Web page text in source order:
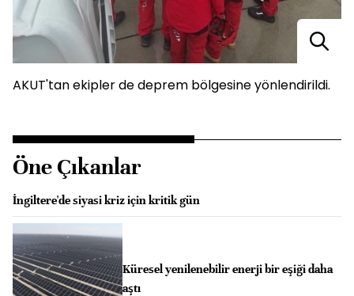
AKUT'tan ekipler de deprem bölgesine yönlendirildi.
Öne Çıkanlar
İngiltere'de siyasi kriz için kritik gün
Küresel yenilenebilir enerji bir eşiği daha
aştı